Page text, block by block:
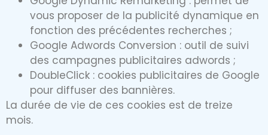
vous proposer de la publicité dynamique en
fonction des précédentes recherches ;
Google Adwords Conversion : outil de suivi
des campagnes publicitaires adwords ;
DoubleClick : cookies publicitaires de Google
pour diffuser des bannières.
La durée de vie de ces cookies est de treize
mois.